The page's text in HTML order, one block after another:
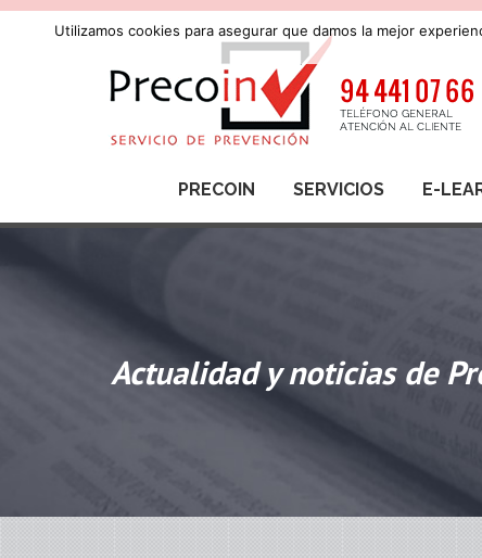
PRECOIN SERVICIOS E-
Actualidad y noticias de
Utilizamos cookies para asegurar que damos la mejor